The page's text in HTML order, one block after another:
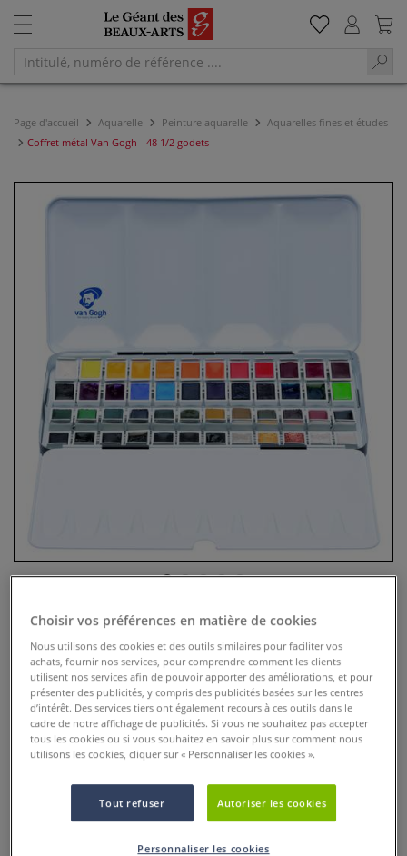
Page d'accueil Aquarelle Peinture aquarelle
Aquarelles fines et études
Coffret métal Van Gogh - 48 1/2 godets
Coffret métal Van Gogh - 48 1/2
godets
0 Commentaires
Coffret en métal de 48 demi-godets d´aquarelle van Gogh
avec une palette amovible et de la place dans le couvercle
Choisir vos préférences en matière de cookies
Nous utilisons des cookies et des outils similaires pour faciliter vos
achats, fournir nos services, pour comprendre comment les clients
utilisent nos services afin de pouvoir apporter des améliorations, et pour
présenter des publicités, y compris des publicités basées sur les centres
d’intérêt. Des services tiers ont également recours à ces outils dans le
cadre de notre affichage de publicités. Si vous ne souhaitez pas accepter
tous les cookies ou si vous souhaitez en savoir plus sur comment nous
utilisons les cookies, cliquer sur « Personnaliser les cookies ».
Tout refuser Autoriser les cookies
Personnaliser les cookies